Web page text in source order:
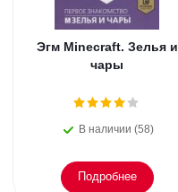
Эгм Minecraft. Зелья и
чары
В наличии (58)
Подробнее